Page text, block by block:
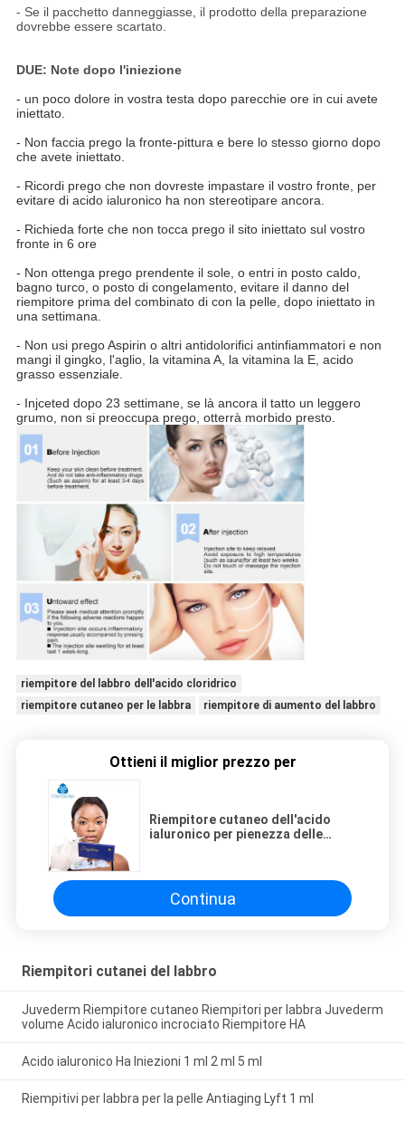
- Se il pacchetto danneggiasse, il prodotto della preparazione
dovrebbe essere scartato.
DUE: Note dopo l'iniezione
- un poco dolore in vostra testa dopo parecchie ore in cui avete
iniettato.
- Non faccia prego la fronte-pittura e bere lo stesso giorno dopo
che avete iniettato.
- Ricordi prego che non dovreste impastare il vostro fronte, per
evitare di acido ialuronico ha non stereotipare ancora.
- Richieda forte che non tocca prego il sito iniettato sul vostro
fronte in 6 ore
- Non ottenga prego prendente il sole, o entri in posto caldo,
bagno turco, o posto di congelamento, evitare il danno del
riempitore prima del combinato di con la pelle, dopo iniettato in
una settimana.
- Non usi prego Aspirin o altri antidolorifici antinfiammatori e non
mangi il gingko, l'aglio, la vitamina A, la vitamina la E, acido
grasso essenziale.
- Injceted dopo 23 settimane, se là ancora il tatto un leggero
grumo, non si preoccupa prego, otterrà morbido presto.
riempitore del labbro dell'acido cloridrico
riempitore cutaneo per le labbra
riempitore di aumento del labbro
Ottieni il miglior prezzo per
Riempitore cutaneo dell'acido
ialuronico per pienezza delle
Continua
Riempitori cutanei del labbro
Juvederm Riempitore cutaneo Riempitori per labbra Juvederm
volume Acido ialuronico incrociato Riempitore HA
Acido ialuronico Ha Iniezioni 1 ml 2 ml 5 ml
Riempitivi per labbra per la pelle Antiaging Lyft 1 ml